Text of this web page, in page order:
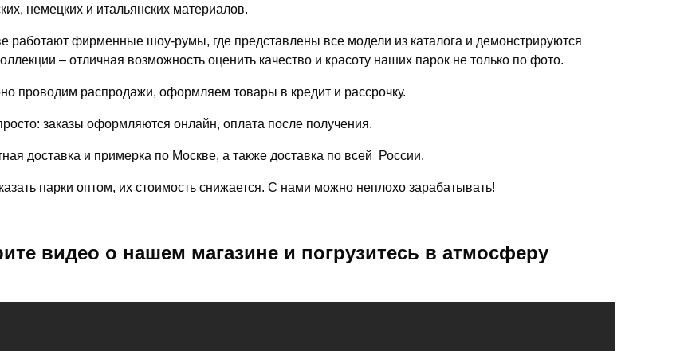
немецких и итальянских материалов.
работают фирменные шоу-румы, где представлены все модели из каталога и демонстрируются
– отличная возможность оценить качество и красоту наших парок не только по фото.
проводим распродажи, оформляем товары в кредит и рассрочку.
заказы оформляются онлайн, оплата после получения.
доставка и примерка по Москве, а также доставка по всей России.
парки оптом, их стоимость снижается. С нами можно неплохо зарабатывать!
видео о нашем магазине и погрузитесь в атмосферу